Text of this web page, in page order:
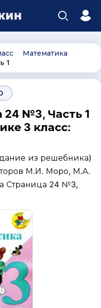
∙ Математика ∙
1
24 №3, Часть 1
3 класс:
из решебника)
М.И. Моро, М.А.
Страница 24 №3,